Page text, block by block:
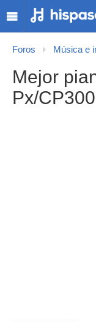
Foros Música e
Mejor
Px/